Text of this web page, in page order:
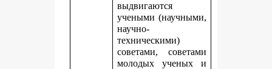
выдвигаются
учеными (научными,
научно-
техническими)
советами, советами
молодых ученых и